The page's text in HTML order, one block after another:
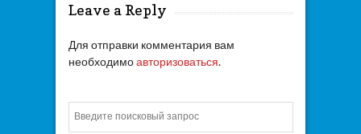
Leave a Reply
Для отправки комментария вам
необходимоавторизоваться.